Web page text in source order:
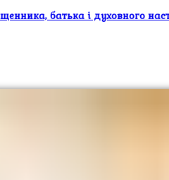
батька і духовного